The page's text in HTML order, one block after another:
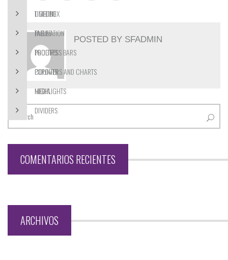
POSTED BY SFADMIN
COMENTARIOS RECIENTES
ARCHIVOS
LIGHTBOX
PAGINATION
PROGRESS BARS
COUNTERS AND CHARTS
MEDIA
TIMELINE
TABLES
TOOLTIPS
POPOVER
HIGHLIGHTS
DIVIDERS